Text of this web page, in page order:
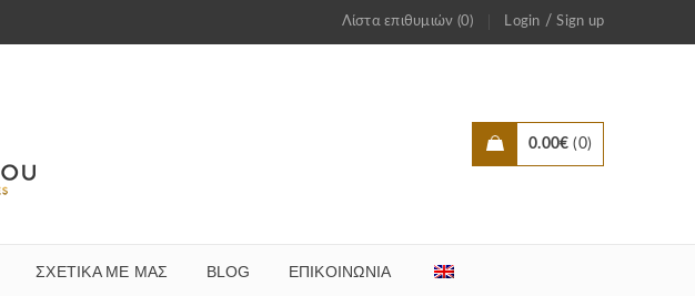
Λίστα επιθυμιών (0) Login /Sign up
0.00€ 0
ΣΧΕΤΙΚΆ ΜΕ ΜΑΣ BLOG ΕΠΙΚΟΙΝΩΝΊΑ